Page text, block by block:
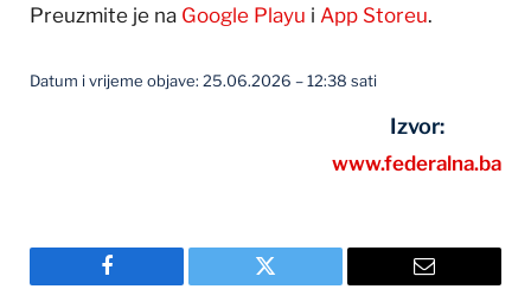
Preuzmite je na Google Playu i App Storeu.
Datum i vrijeme objave: 25.06.2026 – 12:38 sati
Izvor:
www.federalna.ba
Facebook Twitter Email